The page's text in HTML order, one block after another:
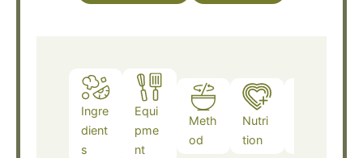
Ingre
dient
s
Equi
pme
nt
Meth
od
Nutri
tion